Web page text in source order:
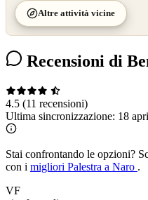
Altre attività vicine
Recensioni di
4.5 (11 recensioni)
Ultima sincronizzazione: 18
Stai confrontando le opzioni?
con i migliori Palestra a Naro .
VF